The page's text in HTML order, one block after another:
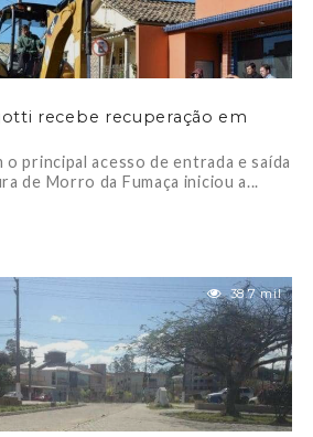
recebe recuperação em
o principal acesso de entrada e saída
de Morro da Fumaça iniciou a...
38.7 mil